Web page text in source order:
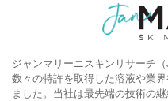
ジャンマリーニスキンリサーチ
数々の特許を取得した溶液や業
ました。当社は最先端の技術の